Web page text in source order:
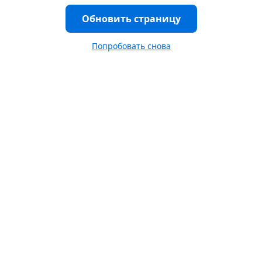
Обновить страницу
Попробовать снова